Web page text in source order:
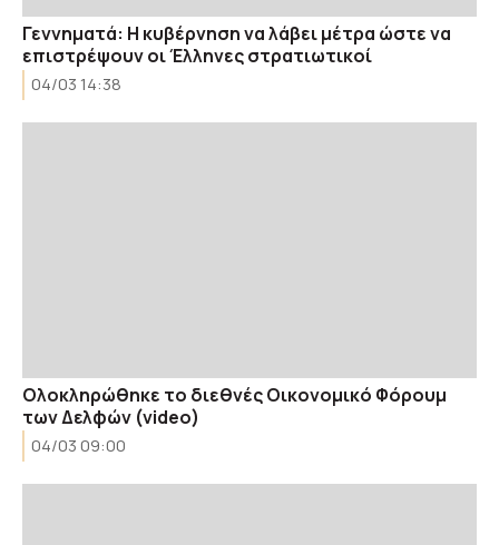
Γεννηματά: Η κυβέρνηση να λάβει μέτρα ώστε να
επιστρέψουν οι Έλληνες στρατιωτικοί
04/03 14:38
Ολοκληρώθηκε το διεθνές Οικονομικό Φόρουμ
των Δελφών (video)
04/03 09:00